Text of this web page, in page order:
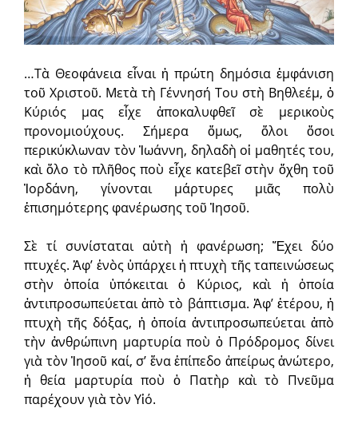
…Τὰ Θεοφάνεια εἶναι ἡ πρώτη δημόσια ἐμφάνιση
τοῦ Χριστοῦ. Μετὰ τὴ Γέννησή Του στὴ Βηθλεέμ, ὁ
Κύριός μας εἶχε ἀποκαλυφθεῖ σὲ μερικοὺς
προνομιούχους. Σήμερα ὅμως, ὅλοι ὅσοι
περικύκλωναν τὸν Ἰωάννη, δηλαδὴ οἱ μαθητές του,
καὶ ὅλο τὸ πλῆθος ποὺ εἶχε κατεβεῖ στὴν ὄχθη τοῦ
Ἰορδάνη, γίνονται μάρτυρες μιᾶς πολὺ
ἐπισημότερης φανέρωσης τοῦ Ἰησοῦ.
Σὲ τί συνίσταται αὐτὴ ἡ φανέρωση; Ἔχει δύο
πτυχές. Ἀφ’ ἑνὸς ὑπάρχει ἡ πτυχὴ τῆς ταπεινώσεως
στὴν ὁποία ὑπόκειται ὁ Κύριος, καὶ ἡ ὁποία
ἀντιπροσωπεύεται ἀπὸ τὸ βάπτισμα. Ἀφ’ ἑτέρου, ἡ
πτυχὴ τῆς δόξας, ἡ ὁποία ἀντιπροσωπεύεται ἀπὸ
τὴν ἀνθρώπινη μαρτυρία ποὺ ὁ Πρόδρομος δίνει
γιὰ τὸν Ἰησοῦ καί, σ’ ἕνα ἐπίπεδο ἀπείρως ἀνώτερο,
ἡ θεία μαρτυρία ποὺ ὁ Πατὴρ καὶ τὸ Πνεῦμα
παρέχουν γιὰ τὸν Υἱό.